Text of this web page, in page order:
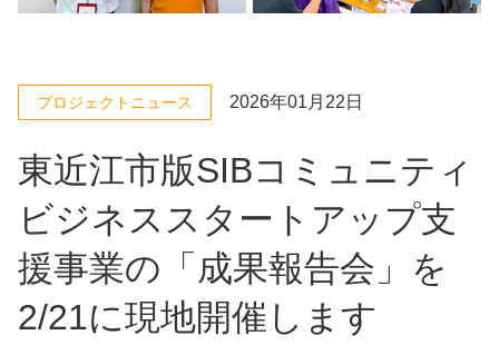
プロジェクトニュース 2026年01月22日
東近江市版SIBコミュニティ
ビジネススタートアップ支
援事業の「成果報告会」を
2/21に現地開催します